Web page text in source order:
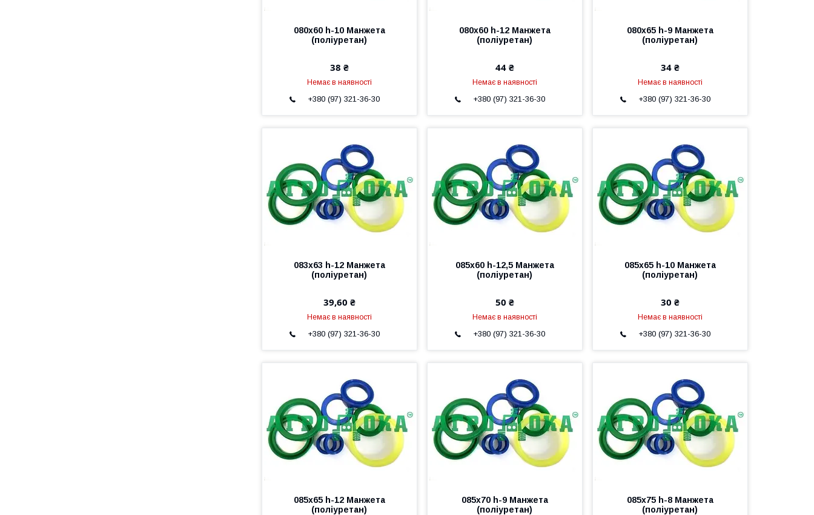
080х60 h-10 Манжета
(поліуретан)
38 ₴
Немає в наявності
+380 (97) 321-36-30
080х60 h-12 Манжета
(поліуретан)
44 ₴
Немає в наявності
+380 (97) 321-36-30
080х65 h-9 Манжета
(поліуретан)
34 ₴
Немає в наявності
+380 (97) 321-36-30
083х63 h-12 Манжета
(поліуретан)
39,60 ₴
Немає в наявності
+380 (97) 321-36-30
085х60 h-12,5 Манжета
(поліуретан)
50 ₴
Немає в наявності
+380 (97) 321-36-30
085х65 h-10 Манжета
(поліуретан)
30 ₴
Немає в наявності
+380 (97) 321-36-30
085х65 h-12 Манжета
(поліуретан)
085х70 h-9 Манжета
(поліуретан)
085х75 h-8 Манжета
(поліуретан)